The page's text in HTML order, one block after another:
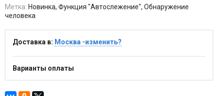
Метка: Новинка, Функция "Автослежение", Обнаружение
человека
Доставка в: Москва -изменить?
Варианты оплаты